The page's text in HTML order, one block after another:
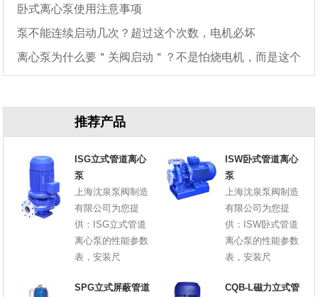
卧式离心泵使用注意事项
泵不能连续启动几次？超过这个次数，电机必坏
离心泵为什么要＂关阀启动＂？不是怕烧电机，而是这个
推荐产品
ISG立式管道离心
泵
上海沈泉泵阀制造
有限公司为您提
供：ISG立式管道
离心泵的性能参数
表，安装尺
ISW卧式管道离心
泵
上海沈泉泵阀制造
有限公司为您提
供：ISW卧式管道
离心泵的性能参数
表，安装尺
SPG立式屏蔽管道
CQB-L磁力立式管